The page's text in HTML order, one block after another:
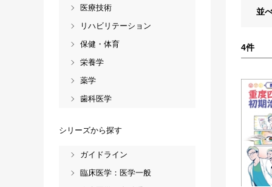
並
4件
医療技術
リハビリテーション
保健・体育
栄養学
薬学
歯科医学
シリーズから探す
ガイドライン
臨床医学：医学一般